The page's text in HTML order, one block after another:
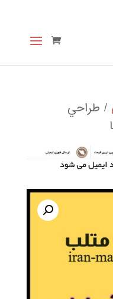
/ طراحي